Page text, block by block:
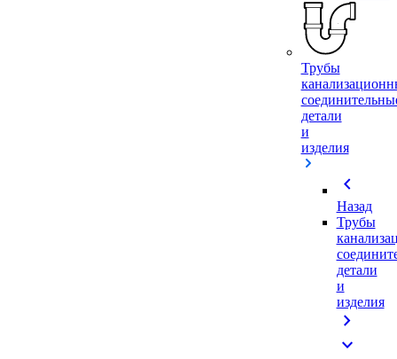
Трубы
детали
и
изделия
chevron_left
Назад
Трубы
детали
и
изделия
chevron_right
expand_more